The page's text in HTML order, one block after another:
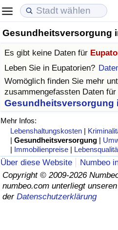
Gesundheitsversorgung
Es gibt keine Daten für
Leben Sie in Eupatorien?
Womöglich finden Sie mehr
zusammengefassten Daten für
Gesundheitsversorgung
Mehr Infos:
Lebenshaltungskosten |
|Gesundheitsversorgung |
| Immobilienpreise |
Über diese Website
Numbeo
Copyright © 2009-2026
numbeo.com unterliegt unseren
der Datenschutzerklärung
Lebenshaltungskosten
Lebenshaltungskosten-Index
Lebenshaltungskosten-Index
in Akaba
Immobilienpreise
Immobilienpreis-Index
Immobilienpreis-Index nach
Lebensqualität
Lebensqualität-Index (aktuell)
Lebensqualitätsindex nach
Kriminalität
Kriminalitäts-Index (aktuell)
Kriminalitäts-Index